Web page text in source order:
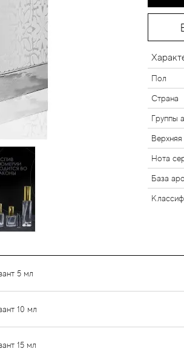
Пол
Страна
Группы
Верхняя
Нота
База
5 мл
10 мл
15 мл